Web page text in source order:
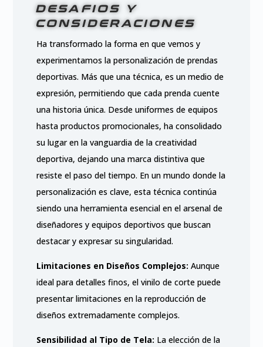
DESAFIOS Y
CONSIDERACIONES
Ha transformado la forma en que vemos y
experimentamos la personalización de prendas
deportivas. Más que una técnica, es un medio de
expresión, permitiendo que cada prenda cuente
una historia única. Desde uniformes de equipos
hasta productos promocionales, ha consolidado
su lugar en la vanguardia de la creatividad
deportiva, dejando una marca distintiva que
resiste el paso del tiempo. En un mundo donde la
personalización es clave, esta técnica continúa
siendo una herramienta esencial en el arsenal de
diseñadores y equipos deportivos que buscan
destacar y expresar su singularidad.
Limitaciones en Diseños Complejos: Aunque
ideal para detalles finos, el vinilo de corte puede
presentar limitaciones en la reproducción de
diseños extremadamente complejos.
Sensibilidad al Tipo de Tela: La elección de la